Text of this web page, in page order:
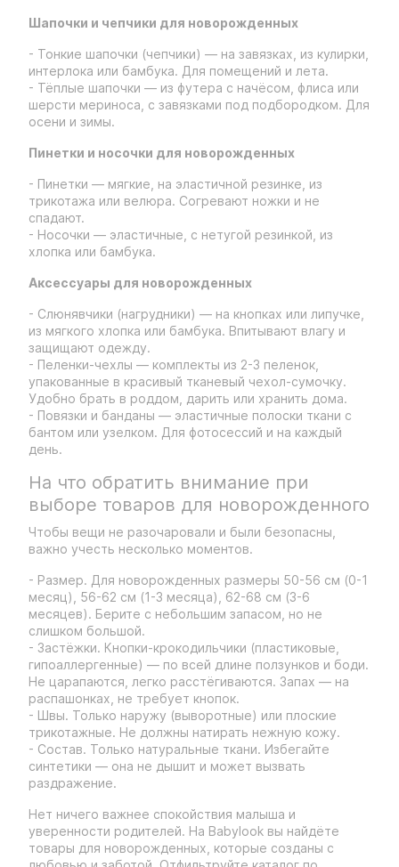
Шапочки и чепчики для новорожденных
- Тонкие шапочки (чепчики) — на завязках, из кулирки,
интерлока или бамбука. Для помещений и лета.
- Тёплые шапочки — из футера с начёсом, флиса или
шерсти мериноса, с завязками под подбородком. Для
осени и зимы.
Пинетки и носочки для новорожденных
- Пинетки — мягкие, на эластичной резинке, из
трикотажа или велюра. Согревают ножки и не
спадают.
- Носочки — эластичные, с нетугой резинкой, из
хлопка или бамбука.
Аксессуары для новорожденных
- Слюнявчики (нагрудники) — на кнопках или липучке,
из мягкого хлопка или бамбука. Впитывают влагу и
защищают одежду.
- Пеленки-чехлы — комплекты из 2-3 пеленок,
упакованные в красивый тканевый чехол-сумочку.
Удобно брать в роддом, дарить или хранить дома.
- Повязки и банданы — эластичные полоски ткани с
бантом или узелком. Для фотосессий и на каждый
день.
На что обратить внимание при
выборе товаров для новорожденного
Чтобы вещи не разочаровали и были безопасны,
важно учесть несколько моментов.
- Размер. Для новорожденных размеры 50-56 см (0-1
месяц), 56-62 см (1-3 месяца), 62-68 см (3-6
месяцев). Берите с небольшим запасом, но не
слишком большой.
- Застёжки. Кнопки-крокодильчики (пластиковые,
гипоаллергенные) — по всей длине ползунков и боди.
Не царапаются, легко расстёгиваются. Запах — на
распашонках, не требует кнопок.
- Швы. Только наружу (выворотные) или плоские
трикотажные. Не должны натирать нежную кожу.
- Состав. Только натуральные ткани. Избегайте
синтетики — она не дышит и может вызвать
раздражение.
Нет ничего важнее спокойствия малыша и
уверенности родителей. На Babylook вы найдёте
товары для новорожденных, которые созданы с